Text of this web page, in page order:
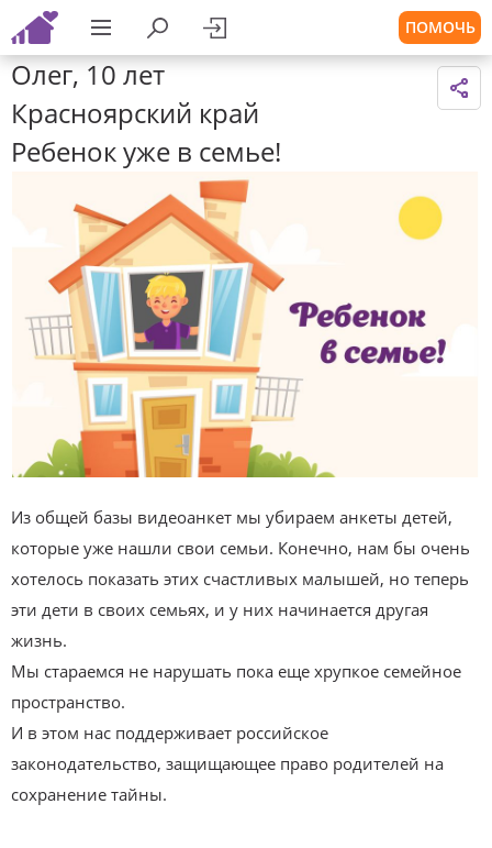
ПОМОЧЬ
Олег, 10 лет
Красноярский край
Ребенок уже в семье!
Из общей базы видеоанкет мы убираем анкеты детей,
которые уже нашли свои семьи. Конечно, нам бы очень
хотелось показать этих счастливых малышей, но теперь
эти дети в своих семьях, и у них начинается другая
жизнь.
Мы стараемся не нарушать пока еще хрупкое семейное
пространство.
И в этом нас поддерживает российское
законодательство, защищающее право родителей на
сохранение тайны.